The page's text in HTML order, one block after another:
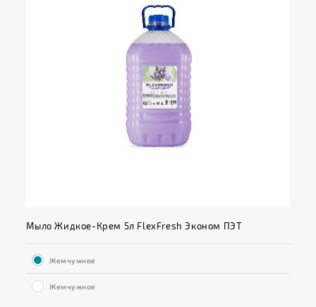
Мыло Жидкое-Крем 5л FlexFresh Эконом ПЭТ
Жемчужное
Жемчужное